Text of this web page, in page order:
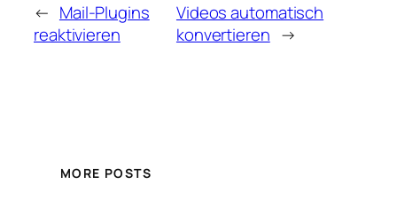
← Mail-Plugins
reaktivieren
Videos automatisch
konvertieren →
MORE POSTS